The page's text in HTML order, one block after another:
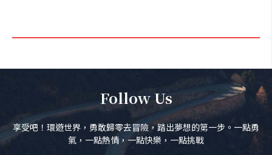
Follow Us
享受吧！環遊世界，勇敢歸零去冒險，踏出夢想的第一步。一點勇
氣，一點熱情，一點快樂，一點挑戰